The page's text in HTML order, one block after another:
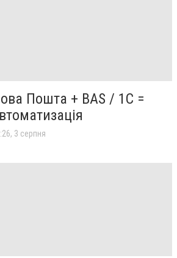
Пошта + BAS / 1C =
3 серпня